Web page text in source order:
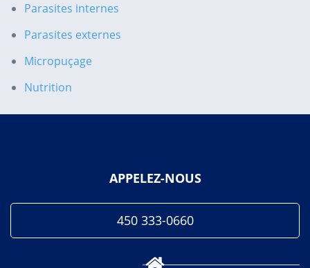
Parasites internes
Parasites externes
Micropuçage
Nutrition
APPELEZ-NOUS
450 333-0660